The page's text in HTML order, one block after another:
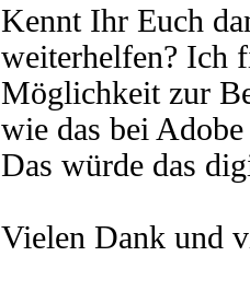
Kennt Ihr Euch
weiterhelfen? Ich
Möglichkeit zur
wie das bei
Das würde das
Vielen Dank und